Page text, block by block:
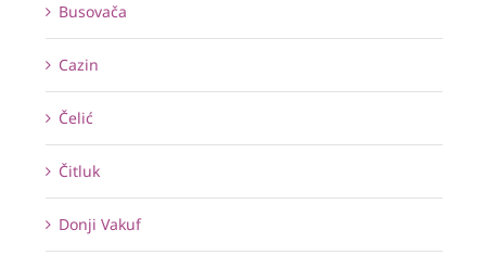
Busovača
Cazin
Čelić
Čitluk
Donji Vakuf